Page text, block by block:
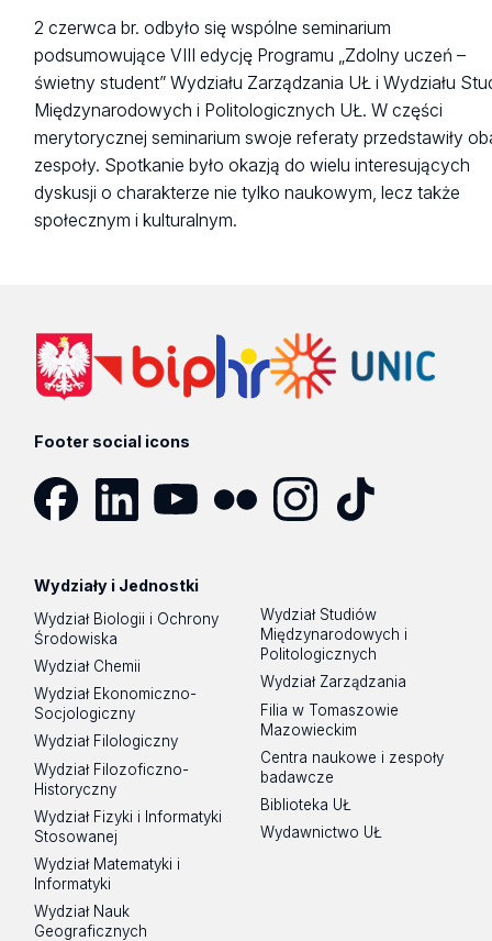
2 czerwca br. odbyło się wspólne seminarium
podsumowujące VIII edycję Programu „Zdolny uczeń –
świetny student” Wydziału Zarządzania UŁ i Wydziału
Międzynarodowych i Politologicznych UŁ. W części
merytorycznej seminarium swoje referaty przedstawiły
zespoły. Spotkanie było okazją do wielu interesujących
dyskusji o charakterze nie tylko naukowym, lecz także
społecznym i kulturalnym.
Footer social icons
Wydziały i Jednostki
Wydział Biologii i Ochrony
Środowiska
Wydział Chemii
Wydział Ekonomiczno-
Socjologiczny
Wydział Filologiczny
Wydział Filozoficzno-
Historyczny
Wydział Fizyki i Informatyki
Stosowanej
Wydział Matematyki i
Informatyki
Wydział Nauk
Geograficznych
Wydział Studiów
Międzynarodowych i
Politologicznych
Wydział Zarządzania
Filia w Tomaszowie
Mazowieckim
Centra naukowe i zespoły
badawcze
Biblioteka UŁ
Wydawnictwo UŁ